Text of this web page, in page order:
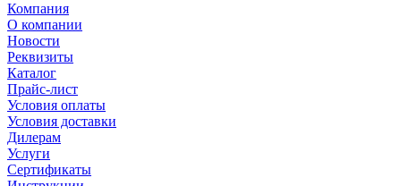
Компания
О компании
Новости
Реквизиты
Каталог
Прайс-лист
Условия оплаты
Условия доставки
Дилерам
Услуги
Сертификаты